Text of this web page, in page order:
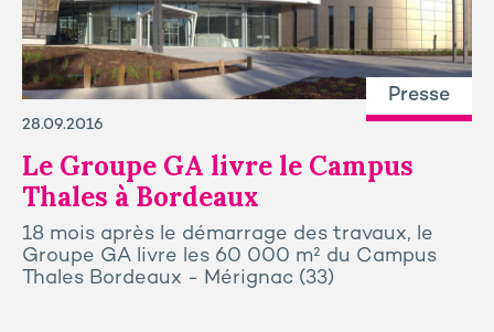
Presse
28.09.2016
Le Groupe GA livre le Campus
Thales à Bordeaux
18 mois après le démarrage des travaux, le
Groupe GA livre les 60 000 m² du Campus
Thales Bordeaux - Mérignac (33)